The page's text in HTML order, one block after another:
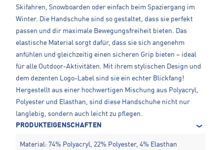
Skifahren, Snowboarden oder einfach beim Spaziergang im
Winter. Die Handschuhe sind so gestaltet, dass sie perfekt
passen und dir maximale Bewegungsfreiheit bieten. Das
elastische Material sorgt dafür, dass sie sich angenehm
anfühlen und gleichzeitig einen sicheren Grip bieten – ideal
für alle Outdoor-Aktivitäten. Mit ihrem stylischen Design und
dem dezenten Logo-Label sind sie ein echter Blickfang!
Hergestellt aus einer hochwertigen Mischung aus Polyacryl,
Polyester und Elasthan, sind diese Handschuhe nicht nur
langlebig, sondern auch leicht zu pflegen.
PRODUKTEIGENSCHAFTEN
Material: 74% Polyacryl, 22% Polyester, 4% Elasthan